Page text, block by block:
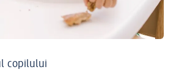
copilului